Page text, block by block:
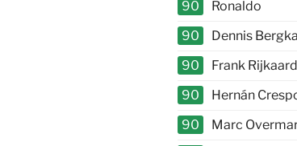
90
Ronaldo
90
Dennis
90
Frank Rijkaard
90
Hernán
90
Marc